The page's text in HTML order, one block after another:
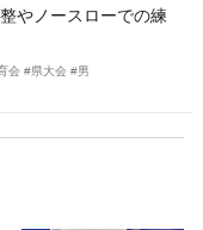
やノースローでの練
会 #県大会 #男